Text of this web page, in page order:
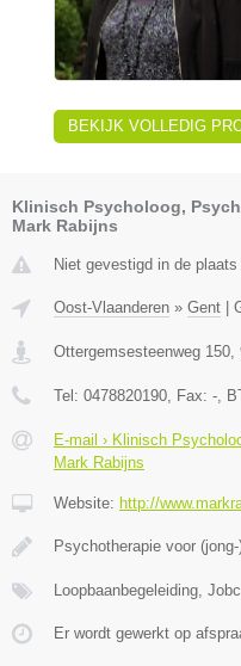
BEKIJK VOLLEDIG
Klinisch Psycholoog,
Mark Rabijns
Niet gevestigd in de
Oost-Vlaanderen » Gent |
Ottergemsesteenweg 150
Tel: 0478820190 , Fax: - ,
E-mail › Klinisch
Mark Rabijns
Website: http://
Psychotherapie voor
Loopbaanbegeleiding,
Er wordt gewerkt op